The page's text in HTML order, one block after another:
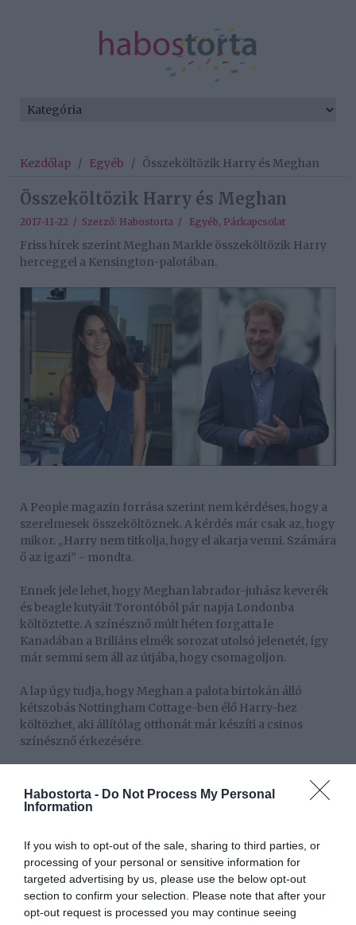
Habostorta - Do Not Process My Personal
Information
If you wish to opt-out of the sale, sharing to third parties, or
processing of your personal or sensitive information for
targeted advertising by us, please use the below opt-out
section to confirm your selection. Please note that after your
opt-out request is processed you may continue seeing
Kezdőlap / Egyéb / Összeköltözik Harry és Meghan
Összeköltözik Harry és Meghan
2017-11-22 / Szerző: Habostorta / Egyéb, Párkapcsolat
Friss hírek szerint Meghan Markle összeköltözik Harry
herceggel a Kensington-palotában.
A People magazin forrása szerint nem kérdéses, hogy a
szerelmesek összeköltöznek. A kérdés már csak az, hogy
mikor. „Harry nem titkolja, hogy el akarja venni. Számára
ő az igazi” - mondta.
Ennek jele lehet, hogy Meghan labrador-juhász keverék
és beagle kutyáit Torontóból pár napja Londonba
költöztette. A színésznő múlt héten forgatta le
Kanadában a Briliáns elmék sorozat utolsó jelenetét, így
már semmi sem áll az útjába, hogy csomagoljon.
A lap úgy tudja, hogy Meghan a palota birtokán álló
kétszobás Nottingham Cottage-ben élő Harry-hez
költözhet, aki állítólag otthonát már készíti a csinos
színésznő érkezésére.